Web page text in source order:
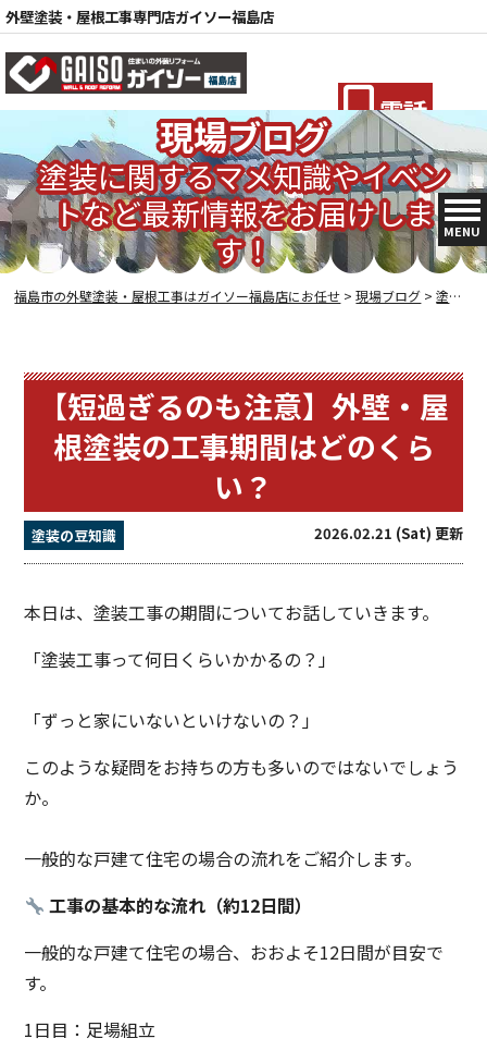
外壁塗装・屋根工事専門店ガイソー福島店
電話
MENU
現場ブログ
塗装に関するマメ知識やイベン
トなど最新情報をお届けしま
す！
福島市の外壁塗装・屋根工事はガイソー福島店にお任せ >現場ブログ >塗装の豆知識
【短過ぎるのも注意】外壁・屋
根塗装の工事期間はどのくら
い？
塗装の豆知識 2026.02.21 (Sat) 更新
本日は、塗装工事の期間についてお話していきます。
「塗装工事って何日くらいかかるの？」
「ずっと家にいないといけないの？」
このような疑問をお持ちの方も多いのではないでしょう
か。
一般的な戸建て住宅の場合の流れをご紹介します。
工事の基本的な流れ（約12日間）
一般的な戸建て住宅の場合、おおよそ12日間が目安で
す。
1日目：足場組立